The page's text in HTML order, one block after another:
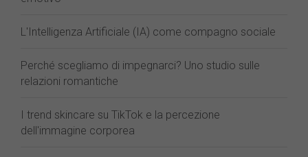
L'Intelligenza Artificiale (IA) come compagno sociale
Perché scegliamo di impegnarci? Uno studio sulle
relazioni romantiche
I trend skincare su TikTok e la percezione
dell'immagine corporea